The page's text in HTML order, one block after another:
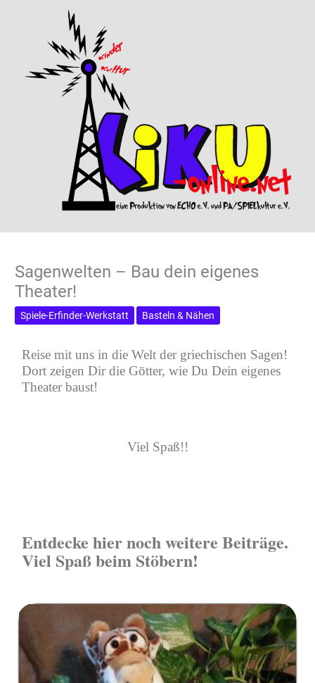
Sagenwelten – Bau dein eigenes
Theater!
Spiele-Erfinder-Werkstatt Basteln & Nähen
Reise mit uns in die Welt der griechischen Sagen!
Dort zeigen Dir die Götter, wie Du Dein eigenes
Theater baust!
Viel Spaß!!
Entdecke hier noch weitere Beiträge.
Viel Spaß beim Stöbern!